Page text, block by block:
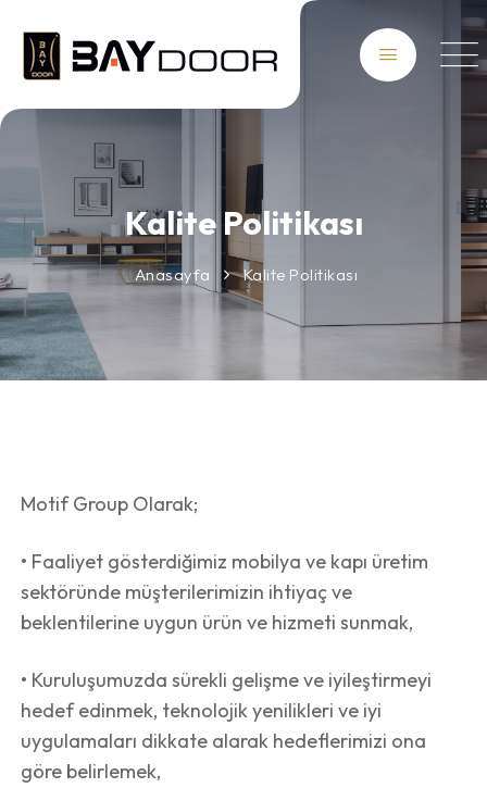
Kalite Politikası
Anasayfa Kalite Politikası
Motif Group Olarak;
• Faaliyet gösterdiğimiz mobilya ve kapı üretim
sektöründe müşterilerimizin ihtiyaç ve
beklentilerine uygun ürün ve hizmeti sunmak,
• Kuruluşumuzda sürekli gelişme ve iyileştirmeyi
hedef edinmek, teknolojik yenilikleri ve iyi
uygulamaları dikkate alarak hedeflerimizi ona
göre belirlemek,